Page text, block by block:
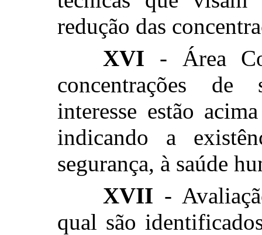
redução das
XVI - Área
concentrações de
interesse estão
indicando a
segurança, à saúde
XVII -
qual são